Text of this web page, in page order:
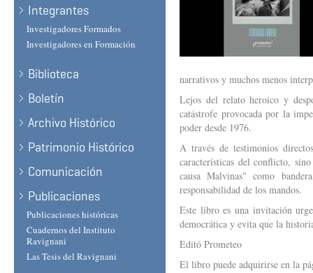
Integrantes
Investigadores Formados
Investigadores en Formación
Biblioteca
Boletín
Archivo Histórico
Patrimonio Histórico
Comunicación
Publicaciones
Publicaciones históricas
Cuadernos del Instituto
Ravignani
Las Tesis del Ravignani
narrativos y muchos menos
Lejos del relato heroico y
catástrofe provocada por la
poder desde 1976.
A través de testimonios
características del conflicto,
causa Malvinas" como
responsabilidad de los mandos.
Este libro es una invitación
democrática y evita que la
Editó Prometeo
El libro puede adquirirse en la